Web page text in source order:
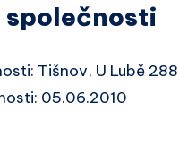
společnosti
Tišnov, U Lubě
05.06.2010